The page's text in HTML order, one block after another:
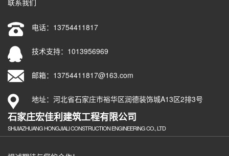
联系我们
电话： 13754411817
技术支持：1013956969
邮箱：13754411817@163.com
地址：河北省石家庄市裕华区润德装饰城A13区2排3号
石家庄宏佳利建筑工程有限公司
SHIJIAZHUANG HONGJIALI CONSTRUCTION ENGINEERING CO., LTD